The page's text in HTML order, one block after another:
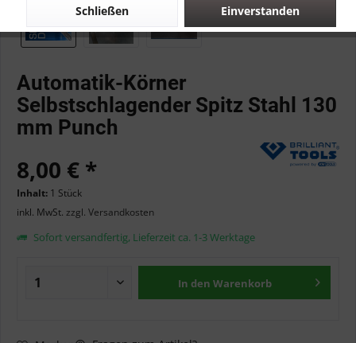
Automatik-Körner
Selbstschlagender Spitz Stahl 130
mm Punch
8,00 € *
Inhalt: 1 Stück
inkl. MwSt. zzgl. Versandkosten
Sofort versandfertig, Lieferzeit ca. 1-3 Werktage
In den Warenkorb
Einverstanden
Schließen